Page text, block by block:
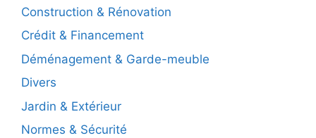
Construction & Rénovation
Crédit & Financement
Déménagement & Garde-meuble
Divers
Jardin & Extérieur
Normes & Sécurité